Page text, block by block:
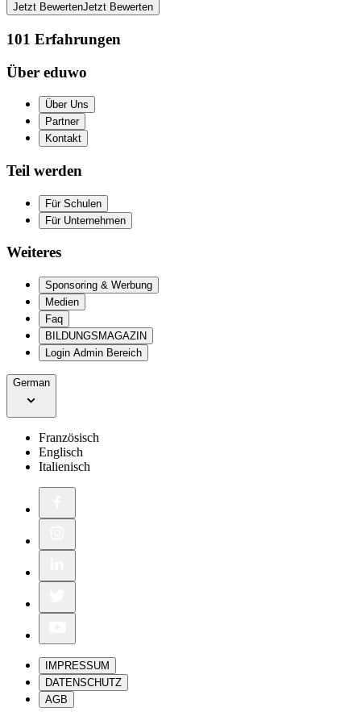
Jetzt BewertenJetzt Bewerten
101 Erfahrungen
Über eduwo
Über Uns
Partner
Kontakt
Teil werden
Für Schulen
Für Unternehmen
Weiteres
Sponsoring & Werbung
Medien
Faq
BILDUNGSMAGAZIN
Login Admin Bereich
German
Französisch
Englisch
Italienisch
IMPRESSUM
DATENSCHUTZ
AGB